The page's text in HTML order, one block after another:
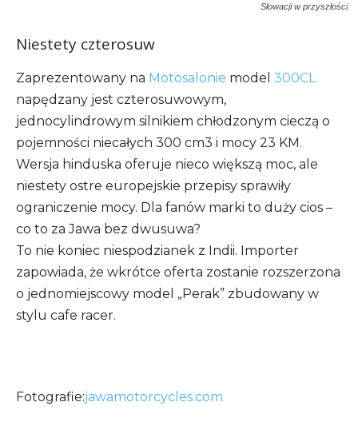
Słowacji w przyszłości.
Niestety czterosuw
Zaprezentowany na Motosalonie model 300CL
napędzany jest czterosuwowym,
jednocylindrowym silnikiem chłodzonym cieczą o
pojemności niecałych 300 cm3 i mocy 23 KM.
Wersja hinduska oferuje nieco większą moc, ale
niestety ostre europejskie przepisy sprawiły
ograniczenie mocy. Dla fanów marki to duży cios –
co to za Jawa bez dwusuwa?
To nie koniec niespodzianek z Indii. Importer
zapowiada, że wkrótce oferta zostanie rozszerzona
o jednomiejscowy model „Perak” zbudowany w
stylu cafe racer.
Fotografie:jawamotorcycles.com